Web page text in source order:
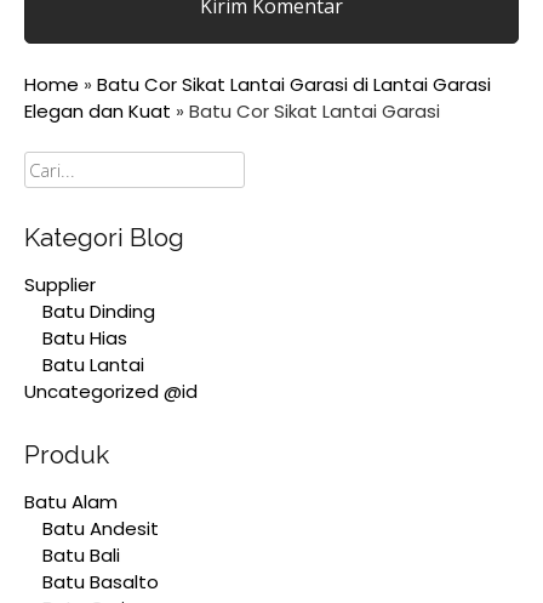
Home » Batu Cor Sikat Lantai Garasi di Lantai Garasi
Elegan dan Kuat » Batu Cor Sikat Lantai Garasi
Cari
Kategori Blog
Supplier
Batu Dinding
Batu Hias
Batu Lantai
Uncategorized @id
Produk
Batu Alam
Batu Andesit
Batu Bali
Batu Basalto